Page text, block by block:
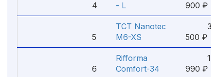
4
- L
900 ₽
5
TCT Nanotec
M6-XS
33
500 ₽
6
Rifforma
Comfort-34
18
990 ₽